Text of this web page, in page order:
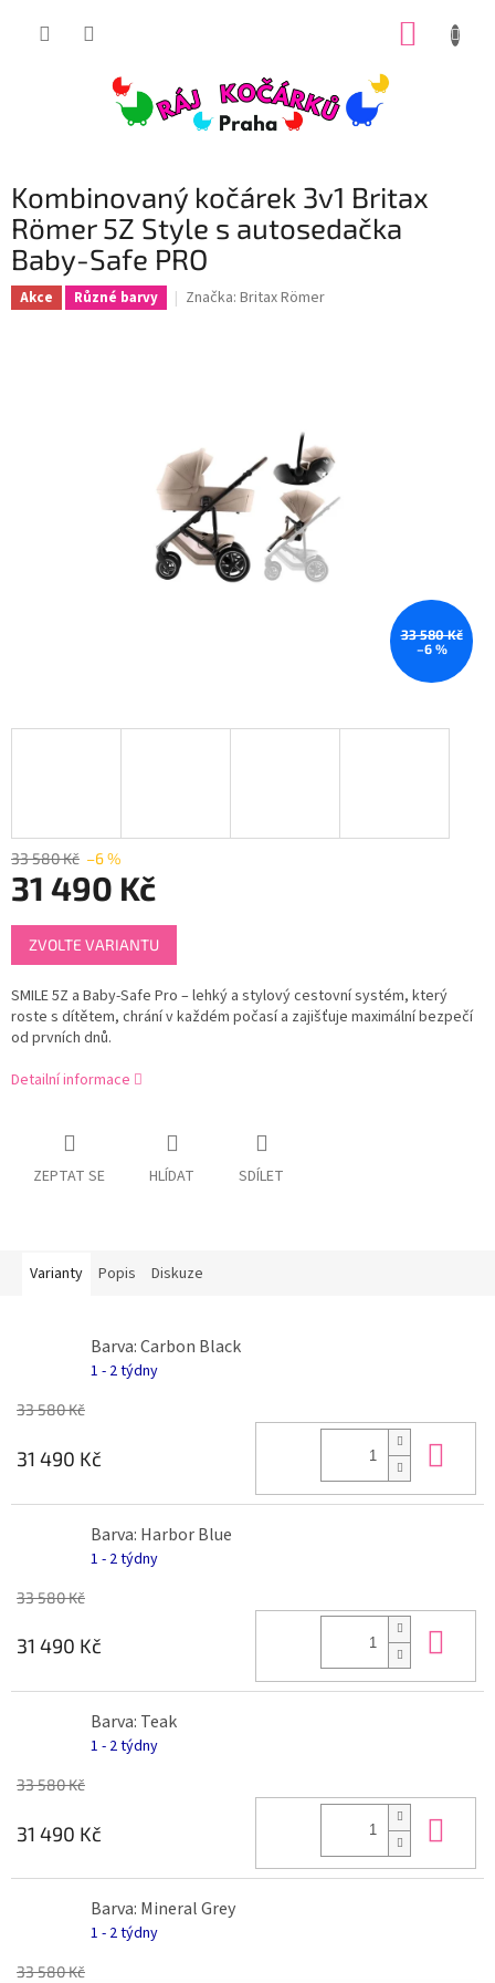
Kombinovaný kočárek 3v1 Britax
Römer 5Z Style s autosedačka
Baby-Safe PRO
Akce Různé barvy Značka: Britax Römer
33 580 Kč
–6 %
33 580 Kč –6 %
31 490 Kč
Měrná
cena:
ZVOLTE VARIANTU
SMILE 5Z a Baby-Safe Pro – lehký a stylový cestovní systém, který
roste s dítětem, chrání v každém počasí a zajišťuje maximální bezpečí
od prvních dnů.
Detailní informace
ZEPTAT SE HLÍDAT SDÍLET
Varianty Popis Diskuze
Barva: Carbon Black
1 - 2 týdny
33 580 Kč
31 490 Kč
Barva: Harbor Blue
1 - 2 týdny
33 580 Kč
31 490 Kč
Barva: Teak
1 - 2 týdny
33 580 Kč
31 490 Kč
Barva: Mineral Grey
1 - 2 týdny
33 580 Kč